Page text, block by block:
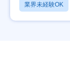
業界未経験OK